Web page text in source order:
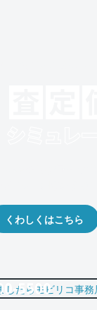
くわしくはこちら
5500